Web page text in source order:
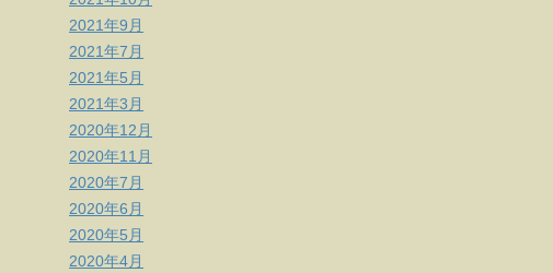
2021年9月
2021年7月
2021年5月
2021年3月
2020年12月
2020年11月
2020年7月
2020年6月
2020年5月
2020年4月